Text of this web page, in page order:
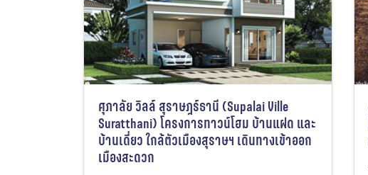
ศุภาลัย วิลล์ สุราษฎร์ธานี (Supalai Ville
Suratthani) โครงการทาวน์โฮม บ้านแฝด และ
บ้านเดี่ยว ใกล้ตัวเมืองสุราษฯ เดินทางเข้าออก
เมืองสะดวก